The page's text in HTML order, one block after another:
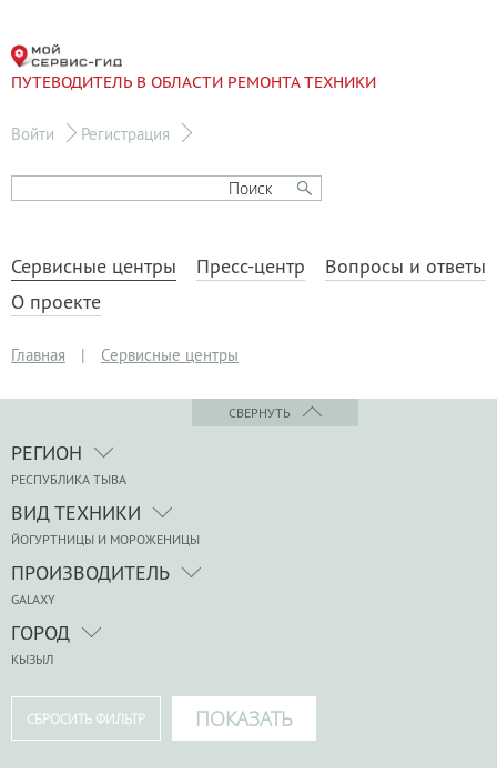
ПУТЕВОДИТЕЛЬ В ОБЛАСТИ РЕМОНТА ТЕХНИКИ
Войти Регистрация
Сервисные центры Пресс-центр
Вопросы и ответы
О проекте
Главная | Сервисные центры
СВЕРНУТЬ
РЕГИОН
РЕСПУБЛИКА ТЫВА
ВИД ТЕХНИКИ
ЙОГУРТНИЦЫ И МОРОЖЕНИЦЫ
ПРОИЗВОДИТЕЛЬ
GALAXY
ГОРОД
КЫЗЫЛ